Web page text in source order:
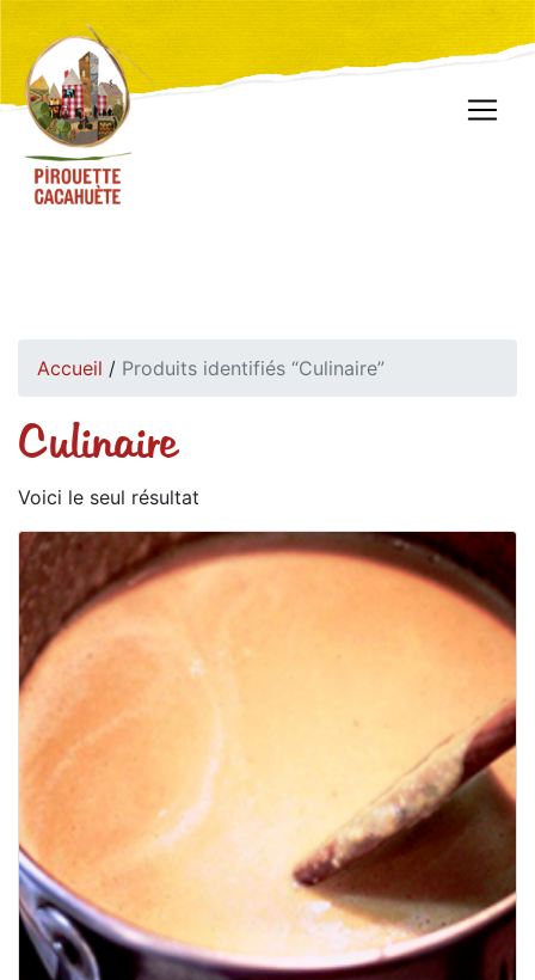
Accueil / Produits identifiés “Culinaire”
Culinaire
Voici le seul résultat